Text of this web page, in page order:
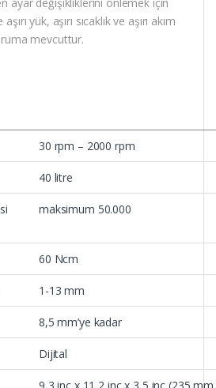
yük, aşırı sıcaklık ve aşırı akım
mevcuttur.
30 rpm – 2000 rpm
40 litre
maksimum 50.000
60 Ncm
1-13 mm
8,5 mm’ye kadar
Dijital